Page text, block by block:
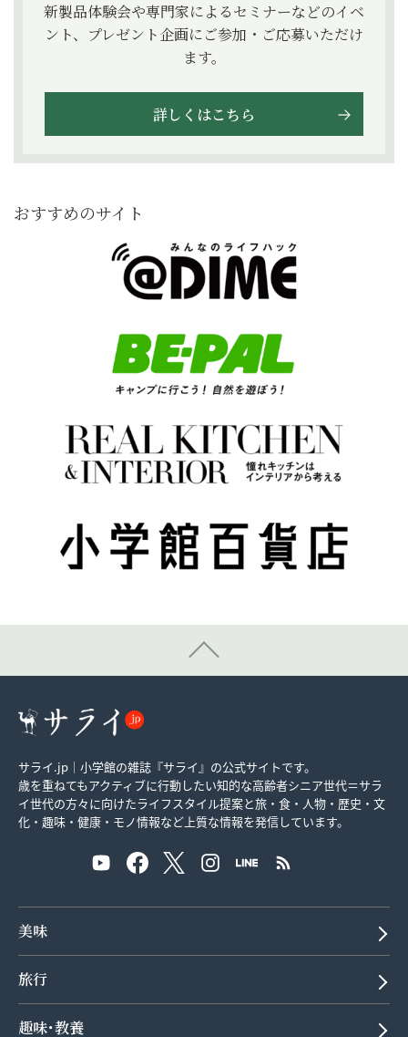
新製品体験会や専門家によるセミナーなどのイベ
ント、プレゼント企画にご参加・ご応募いただけ
ます。
詳しくはこちら
おすすめのサイト
サライ.jp｜小学館の雑誌『サライ』の公式サイトです。
歳を重ねてもアクティブに行動したい知的な高齢者シニア世代＝サラ
イ世代の方々に向けたライフスタイル提案と旅・食・人物・歴史・文
化・趣味・健康・モノ情報など上質な情報を発信しています。
美味
旅行
趣味･教養